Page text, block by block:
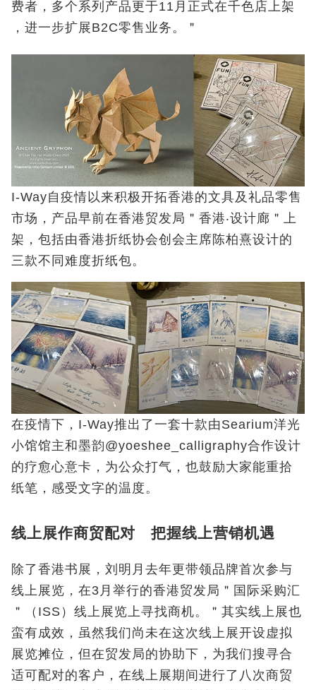
费者，多个系列产品更于11月正式在千色店上架
，进一步扩展B2C零售业务。＂
I-Way自疫情以来积极开拓香港的文具及礼品零售
市场，产品早前在香港贸发局＂香港‧设计廊＂上
架，包括由香港折纸协会创会主席陈柏熹设计的
三款不同难度折纸包。
在疫情下，I-Way推出了一套十款由Searium洋光
小馆馆主和墨韵@yoeshee_calligraphy合作设计
的疗愈心意卡，为公众打气，也鼓励大家能重拾
纸笔，感受文字的温度。
线上展作商贸配对 把握线上营销机遇
除了香港书展，刘明月去年更带领品牌首次参与
线上展览，在3月举行的香港贸发局＂国际采购汇
＂（ISS）线上展览上寻找商机。＂其实线上展也
蛮有成效，虽然我们尚未在这次线上展开设虚拟
展览摊位，但在贸发局的协助下，为我们搜寻合
适可配对的客户，在线上展期间进行了八次商贸